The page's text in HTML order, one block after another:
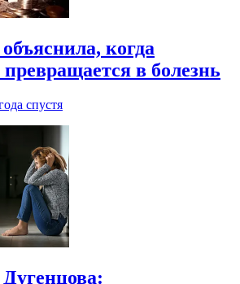
когда
в болезнь
спустя